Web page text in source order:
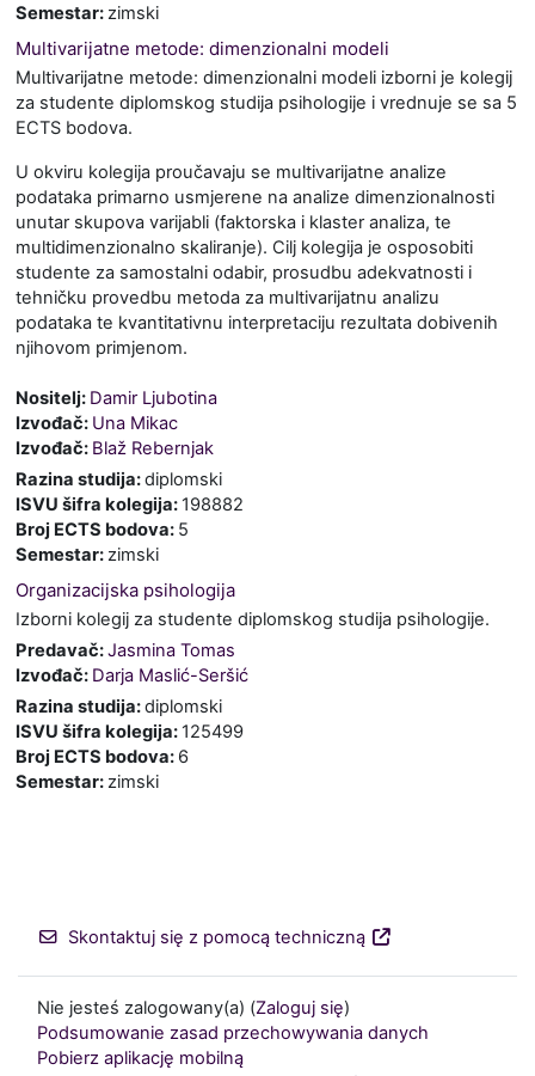
Semestar:zimski
Multivarijatne metode: dimenzionalni modeli
Multivarijatne metode: dimenzionalni modeli izborni je kolegij
za studente diplomskog studija psihologije i vrednuje se sa 5
ECTS bodova.
U okviru kolegija proučavaju se multivarijatne analize
podataka primarno usmjerene na analize dimenzionalnosti
unutar skupova varijabli (faktorska i klaster analiza, te
multidimenzionalno skaliranje). Cilj kolegija je osposobiti
studente za samostalni odabir, prosudbu adekvatnosti i
tehničku provedbu metoda za multivarijatnu analizu
podataka te kvantitativnu interpretaciju rezultata dobivenih
njihovom primjenom.
Nositelj: Damir Ljubotina
Izvođač: Una Mikac
Izvođač: Blaž Rebernjak
Razina studija:diplomski
ISVU šifra kolegija: 198882
Broj ECTS bodova: 5
Semestar:zimski
Organizacijska psihologija
Izborni kolegij za studente diplomskog studija psihologije.
Predavač:Jasmina Tomas
Izvođač: Darja Maslić-Seršić
Razina studija:diplomski
ISVU šifra kolegija: 125499
Broj ECTS bodova: 6
Semestar:zimski
Skontaktuj się z pomocą techniczną
Nie jesteś zalogowany(a) (Zaloguj się)
Podsumowanie zasad przechowywania danych
Pobierz aplikację mobilną